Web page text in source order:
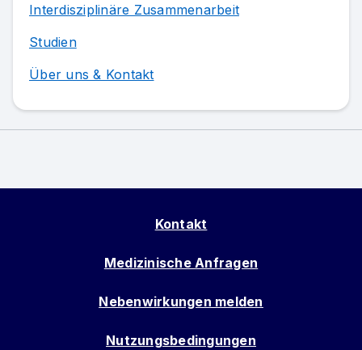
Interdisziplinäre Zusammenarbeit
Studien
Über uns & Kontakt
Kontakt
Medizinische Anfragen
Nebenwirkungen melden
Nutzungsbedingungen